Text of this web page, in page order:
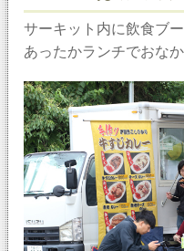
サーキット内に飲食ブ
あったかランチでおな